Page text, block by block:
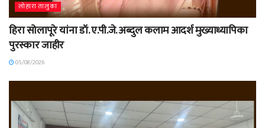
लोहारा तालुका
हिरा सोलापूरे यांना डॉ. ए.पी.जे. अब्दुल कलाम आदर्श मुख्याध्यापिका
पुरस्कार जाहीर
05/08/2026